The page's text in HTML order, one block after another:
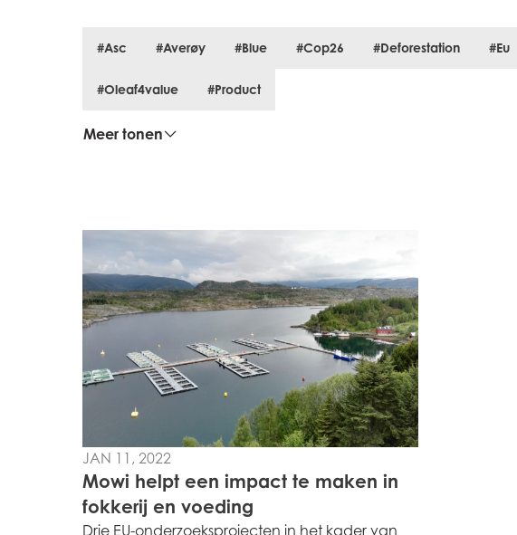
Mowi Global
Asia
Mowi China
Mowi Japan
Europe
Mowi Belgium (FR)
Mowi Belgium (NL)
#Asc #Averøy #Blue #Cop26 #Deforestation #Eu
#Oleaf4value #Product
Meer tonen
JAN 11, 2022
Mowi helpt een impact te maken in
fokkerij en voeding
Drie EU-onderzoeksprojecten in het kader van